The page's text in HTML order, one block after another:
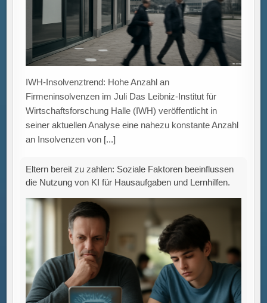
IWH-Insolvenztrend: Hohe Anzahl an
Firmeninsolvenzen im Juli Das Leibniz-Institut für
Eltern bereit zu zahlen: Soziale Faktoren beeinflussen
die Nutzung von KI für Hausaufgaben und Lernhilfen.